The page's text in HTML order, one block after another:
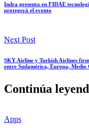
Indra presenta en FIDAE
protegerá el evento
Next Post
SKY Airline y Turkish Airlines
entre Sudamérica, Europa,
Continúa
Apps